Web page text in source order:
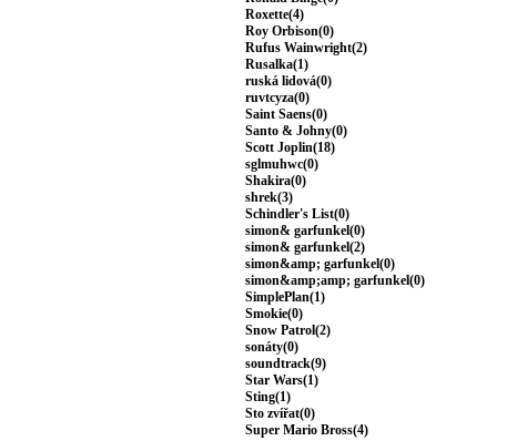
Roxette(4)
Roy Orbison(0)
Rufus Wainwright(2)
Rusalka(1)
ruská lidová(0)
ruvtcyza(0)
Saint Saens(0)
Santo & Johny(0)
Scott Joplin(18)
sglmuhwc(0)
Shakira(0)
shrek(3)
Schindler's List(0)
simon& garfunkel(0)
simon& garfunkel(2)
simon&amp; garfunkel(0)
simon&amp;amp; garfunkel(0)
SimplePlan(1)
Smokie(0)
Snow Patrol(2)
sonáty(0)
soundtrack(9)
Star Wars(1)
Sting(1)
Sto zvířat(0)
Super Mario Bross(4)